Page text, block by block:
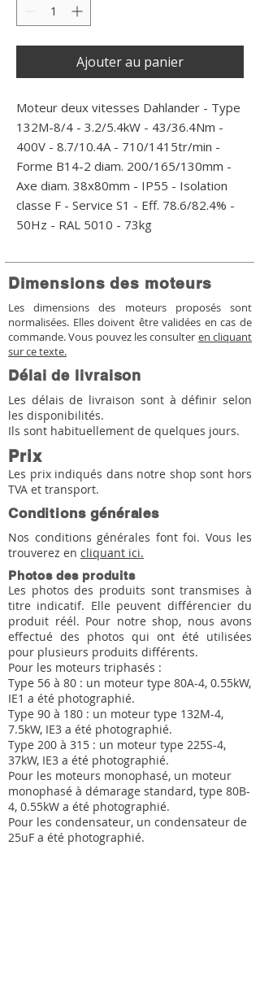
Ajouter au panier
Moteur deux vitesses Dahlander - Type
132M-8/4 - 3.2/5.4kW - 43/36.4Nm -
400V - 8.7/10.4A - 710/1415tr/min -
Forme B14-2 diam. 200/165/130mm -
Axe diam. 38x80mm - IP55 - Isolation
classe F - Service S1 - Eff. 78.6/82.4% -
50Hz - RAL 5010 - 73kg
Dimensions des moteurs
Les dimensions des moteurs proposés sont
normalisées. Elles doivent être validées en cas de
commande. Vous pouvez les consulter en cliquant
sur ce texte.
Délai de livraison
Les délais de livraison sont à définir selon
les disponibilités.
Ils sont habituellement de quelques jours.
Prix
Les prix indiqués dans notre shop sont hors
TVA et transport.
Conditions générales
Nos conditions générales font foi. Vous les
trouverez en cliquant ici.
Photos des produits
Les photos des produits sont transmises à
titre indicatif. Elle peuvent différencier du
produit réél. Pour notre shop, nous avons
effectué des photos qui ont été utilisées
pour plusieurs produits différents.
Pour les moteurs triphasés :
Type 56 à 80 : un moteur type 80A-4, 0.55kW,
IE1 a été photographié.
Type 90 à 180 : un moteur type 132M-4,
7.5kW, IE3 a été photographié.
Type 200 à 315 : un moteur type 225S-4,
37kW, IE3 a été photographié.
Pour les moteurs monophasé, un moteur
monophasé à démarage standard, type 80B-
4, 0.55kW a été photographié.
Pour les condensateur, un condensateur de
25uF a été photographié.